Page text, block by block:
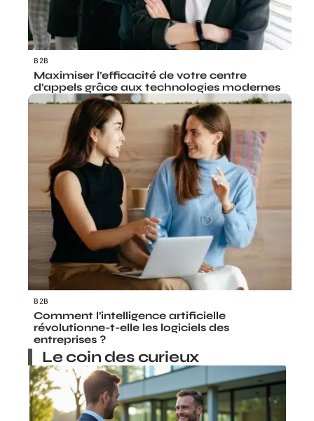
B2B
Maximiser l’efficacité de votre centre
d’appels grâce aux technologies modernes
B2B
Comment l’intelligence artificielle
révolutionne-t-elle les logiciels des
entreprises ?
Le coin des curieux